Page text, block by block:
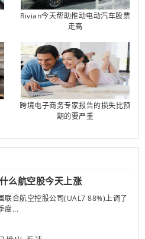
Rivian今天帮助推动电动汽车股票
走高
跨境电子商务专家报告的损失比预
期的要严重
么航空股今天上涨
联合航空控股公司(UAL7 88%)上调了
度...